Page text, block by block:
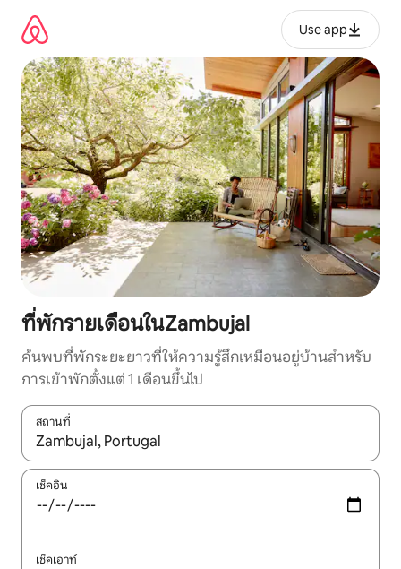
เนื้อหา
Use app
ที่พักรายเดือนในZambujal
ค้นพบที่พักระยะยาวที่ให้ความรู้สึกเหมือนอยู่บ้านสำหรับ
การเข้าพักตั้งแต่ 1 เดือนขึ้นไป
สถานที่
ใช้ลูกศรขึ้นลง หรือใช้การสัมผัสหรือปัด เพื่อสำรวจผลการค้นหา
เช็คอิน
เช็คเอาท์